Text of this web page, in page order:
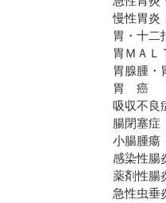
慢性胃炎
胃・十二
胃ＭＡＬ
胃腺腫・
胃 癌
吸収不良
腸閉塞症
小腸腫瘍
感染性腸
薬剤性腸
急性虫垂